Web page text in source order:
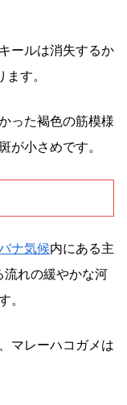
ールは消失するか
す。
った褐色の筋模様
が小さめです。
ナ気候内にある主
流れの緩やかな河
。
マレーハコガメは